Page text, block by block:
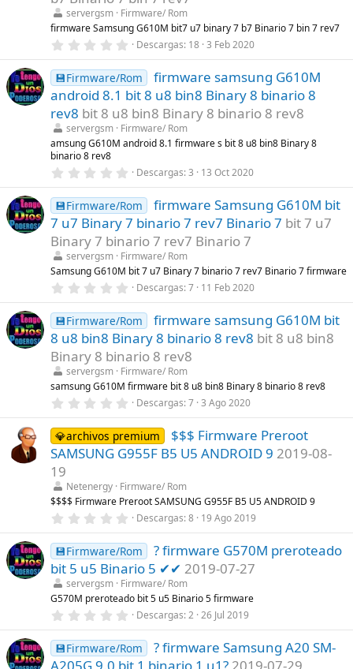
r
e
l
l
a
(
s
)
servergsm Firmware/ Rom
firmware Samsung G610M bit7 u7 binary 7 b7 Binario 7 bin 7 rev7
0
0
e
s
r
e
l
s
)
Descargas 18 3 Feb 2020
💾Firmware/Rom
firmware samsung G610M
android 8.1 bit 8 u8 bin8 Binary 8 binario 8
rev8 bit 8 u8 bin8 Binary 8 binario 8 rev8
servergsm Firmware/ Rom
amsung G610M android 8.1 firmware s bit 8 u8 bin8 Binary 8
binario 8 rev8
0
0
e
s
t
r
e
l
a
(
s
)
Descargas 3 13 Oct 2020
💾Firmware/Rom
firmware Samsung G610M bit
7 u7 Binary 7 binario 7 rev7 Binario 7 bit 7 u7
Binary 7 binario 7 rev7 Binario 7
servergsm Firmware/ Rom
Samsung G610M bit 7 u7 Binary 7 binario 7 rev7 Binario 7 firmware
0
0
e
s
t
r
e
l
a
(
s
)
Descargas 7 11 Feb 2020
💾Firmware/Rom
firmware samsung G610M bit
8 u8 bin8 Binary 8 binario 8 rev8 bit 8 u8 bin8
Binary 8 binario 8 rev8
servergsm Firmware/ Rom
samsung G610M firmware bit 8 u8 bin8 Binary 8 binario 8 rev8
0
0
e
s
e
l
a
(
s
)
Descargas 7 3 Ago 2020
💎archivos premium
$$$ Firmware Preroot
SAMSUNG G955F B5 U5 ANDROID 9 2019-08-
19
Netenergy Firmware/ Rom
$$$$ Firmware Preroot SAMSUNG G955F B5 U5 ANDROID 9
0
0
e
s
t
r
e
l
a
(
s
Descargas 8 19 Ago 2019
💾Firmware/Rom
? firmware G570M preroteado
bit 5 u5 Binario 5 ✔✔ 2019-07-27
servergsm Firmware/ Rom
G570M preroteado bit 5 u5 Binario 5 firmware
0
0
e
Descargas 2 26 Jul 2019
💾Firmware/Rom
? firmware Samsung A20 SM-
A205G 9.0 bit 1 binario 1 u1? 2019-07-29